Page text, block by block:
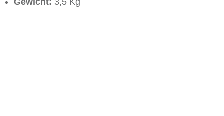
Gewicht: 3,5 Kg